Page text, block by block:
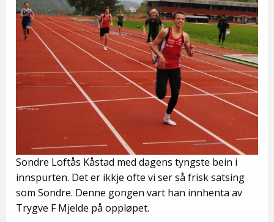
Sondre Loftås Kåstad med dagens tyngste bein i
innspurten. Det er ikkje ofte vi ser så frisk satsing
som Sondre. Denne gongen vart han innhenta av
Trygve F Mjelde på oppløpet.